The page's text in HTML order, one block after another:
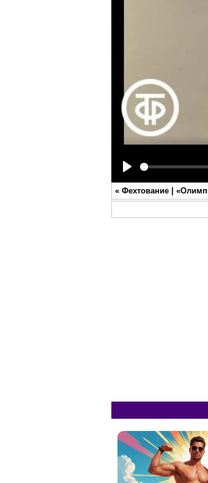
Play
« Фехтование |